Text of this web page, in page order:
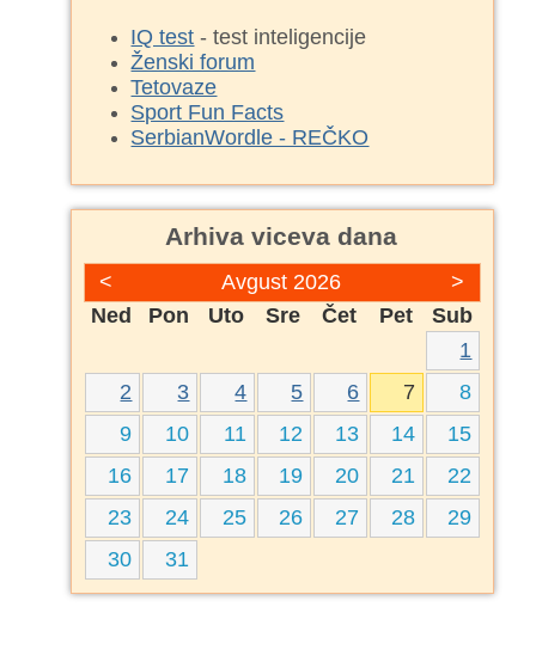
IQ test - test inteligencije
Ženski forum
Tetovaze
Sport Fun Facts
SerbianWordle - REČKO
Arhiva viceva dana
< >
Avgust 2026
Ned
Pon Uto Sre Čet Pet
Sub
1
2
3 4 5 6 7
8
9
10 11 12 13 14
15
16
17 18 19 20 21
22
23
24 25 26 27 28
29
30
31